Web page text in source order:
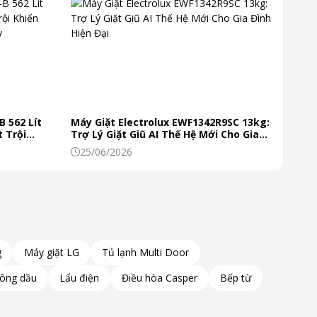
562 Lít
Trội
Máy Giặt Electrolux EWF1342R9SC 13kg:
Trợ Lý Giặt Giũ AI Thế Hệ Mới Cho Gia
Đình Hiện Đại
25/06/2026
Máy giặt LG
Tủ lạnh Multi Door
dầu
Lẩu điện Điều hòa Casper Bếp từ